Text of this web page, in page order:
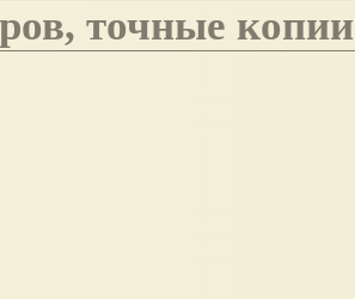
точные копии